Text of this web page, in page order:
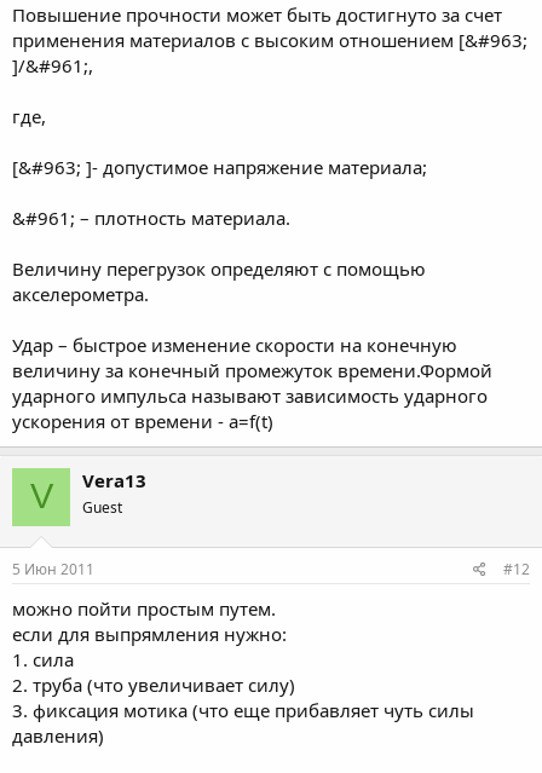
Повышение прочности может быть достигнуто за счет
применения материалов с высоким отношением [&#963;
]/&#961;,
где,
[&#963; ]- допустимое напряжение материала;
&#961; – плотность материала.
Величину перегрузок определяют с помощью
акселерометра.
Удар – быстрое изменение скорости на конечную
величину за конечный промежуток времени.Формой
ударного импульса называют зависимость ударного
ускорения от времени - a=f(t)
V Vera13
Guest
5 Июн 2011 #12
можно пойти простым путем.
если для выпрямления нужно:
1. сила
2. труба (что увеличивает силу)
3. фиксация мотика (что еще прибавляет чуть силы
давления)